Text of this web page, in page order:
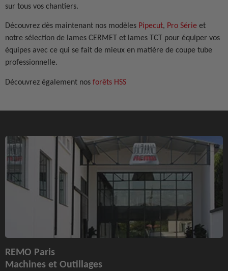
sur tous vos chantiers.
Découvrez dès maintenant nos modèles Pipecut, Pro Série et
notre sélection de lames CERMET et lames TCT pour équiper vos
équipes avec ce qui se fait de mieux en matière de coupe tube
professionnelle.
Découvrez également nos forêts HSS
REMO Paris
Machines et Outillages